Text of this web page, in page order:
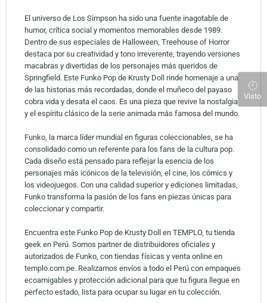
El universo de Los Simpson ha sido una fuente inagotable de
humor, crítica social y momentos memorables desde 1989.
Dentro de sus especiales de Halloween, Treehouse of Horror
destaca por su creatividad y tono irreverente, trayendo versiones
macabras y divertidas de los personajes más queridos de
Springfield. Este Funko Pop de Krusty Doll rinde homenaje a una
de las historias más recordadas, donde el muñeco del payaso
cobra vida y desata el caos. Es una pieza que revive la nostalgia
y el espíritu clásico de la serie animada más famosa del mundo.
Funko, la marca líder mundial en figuras coleccionables, se ha
consolidado como un referente para los fans de la cultura pop.
Cada diseño está pensado para reflejar la esencia de los
personajes más icónicos de la televisión, el cine, los cómics y
los videojuegos. Con una calidad superior y ediciones limitadas,
Funko transforma la pasión de los fans en piezas únicas para
coleccionar y compartir.
Encuentra este Funko Pop de Krusty Doll en TEMPLO, tu tienda
geek en Perú. Somos partner de distribuidores oficiales y
autorizados de Funko, con tiendas físicas y venta online en
templo.com.pe. Realizamos envíos a todo el Perú con empaques
ecoamigables y protección adicional para que tu figura llegue en
perfecto estado, lista para ocupar su lugar en tu colección.
Visto